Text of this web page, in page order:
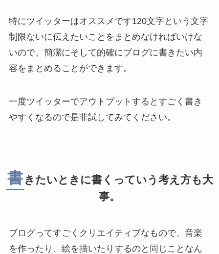
特にツイッターはオススメです120文字という文字
制限ないに伝えたいことをまとめなければいけな
いので、簡潔にそして的確にブログに書きたい内
容をまとめることができます。
一度ツイッターでアウトプットするとすごく書き
やすくなるので是非試してみてください。
書 きたいときに書くっていう考え方も大
事。
ブログってすごくクリエイティブなもので、音楽
を作ったり、絵を描いたりするのと同じことなん